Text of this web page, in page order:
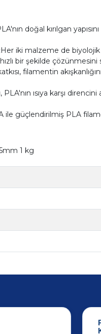
doğal kırılgan
iki malzeme de
bir şekilde çözünmesini
filamentin
PLA'nın ısıya karşı
ile güçlendirilmiş PLA
1 kg